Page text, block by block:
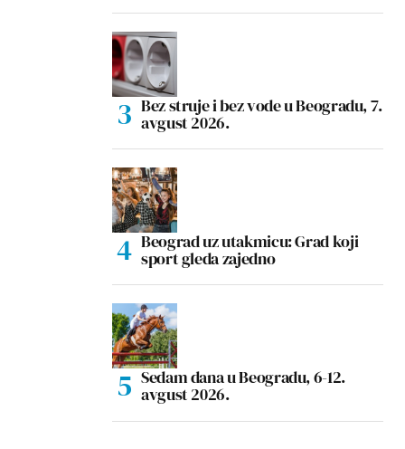
Bez struje i bez vode u Beogradu, 7.
avgust 2026.
Beograd uz utakmicu: Grad koji
sport gleda zajedno
Sedam dana u Beogradu, 6-12.
avgust 2026.